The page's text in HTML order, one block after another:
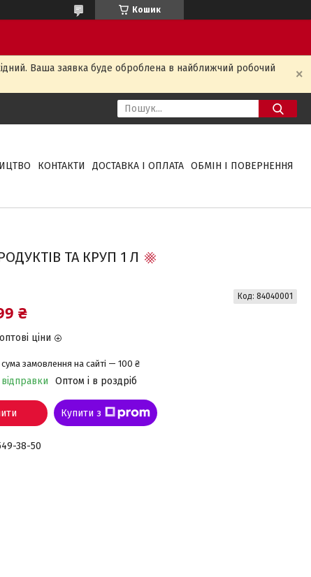
Кошик
Ваша заявка буде оброблена в найближчий робочий
КОНТАКТИ ДОСТАВКА І ОПЛАТА ОБМІН І ПОВЕРНЕННЯ
ТА КРУП 1 Л
₴
ціни
сума замовлення на сайті — 100 ₴
Оптом і в роздріб
Код: 84040001
Купити з
38-50